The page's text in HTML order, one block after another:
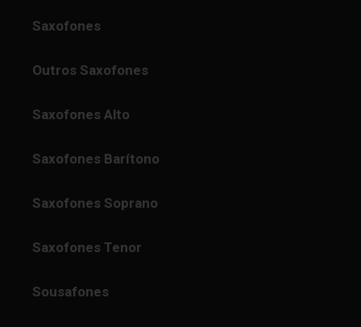
Saxofones
Outros Saxofones
Saxofones Alto
Saxofones Barítono
Saxofones Soprano
Saxofones Tenor
Sousafones